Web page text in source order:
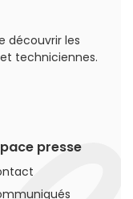
découvrir les
techniciennes.
presse